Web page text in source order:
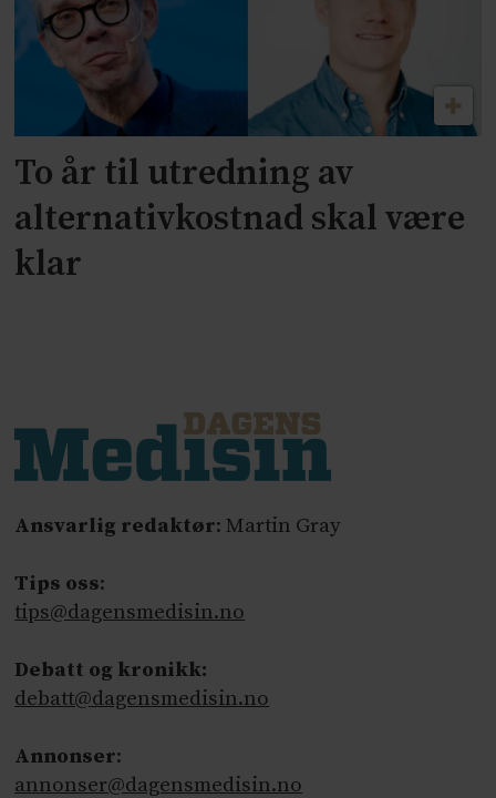
To år til utredning av
alternativkostnad skal være
klar
Ansvarlig redaktør: Martin Gray
Tips oss:
tips@dagensmedisin.no
Debatt og kronikk:
debatt@dagensmedisin.no
Annonser:
annonser@dagensmedisin.no